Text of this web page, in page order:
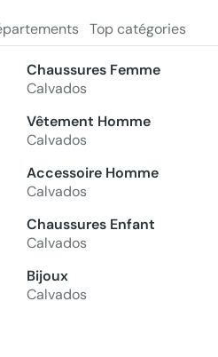
Top catégories
Chaussures Femme
Calvados
Vêtement Homme
Calvados
Accessoire Homme
Calvados
Chaussures Enfant
Calvados
Bijoux
Calvados